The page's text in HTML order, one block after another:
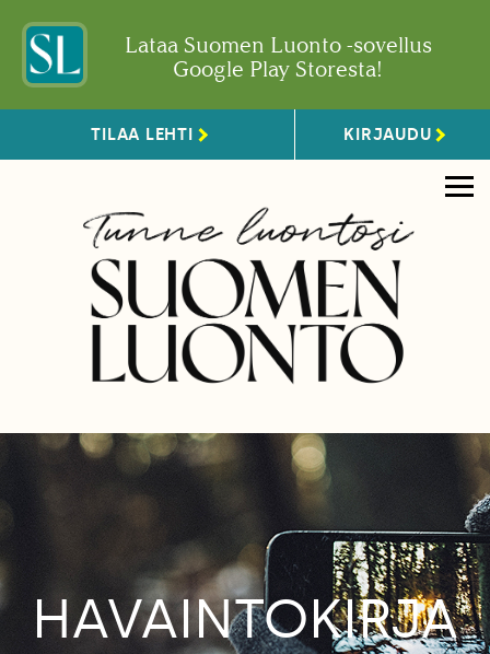
Lataa Suomen Luonto -sovellus
Google Play Storesta!
TILAA LEHTI KIRJAUDU
HAVAINTOKIRJA